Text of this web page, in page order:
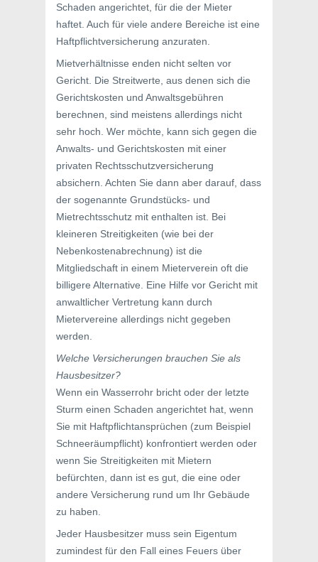
Schaden angerichtet, für die der Mieter
haftet. Auch für viele andere Bereiche ist eine
Haftpflichtversicherung anzuraten.
Mietverhältnisse enden nicht selten vor
Gericht. Die Streitwerte, aus denen sich die
Gerichtskosten und Anwaltsgebühren
berechnen, sind meistens allerdings nicht
sehr hoch. Wer möchte, kann sich gegen die
Anwalts- und Gerichtskosten mit einer
privaten Rechtsschutzversicherung
absichern. Achten Sie dann aber darauf, dass
der sogenannte Grundstücks- und
Mietrechtsschutz mit enthalten ist. Bei
kleineren Streitigkeiten (wie bei der
Nebenkostenabrechnung) ist die
Mitgliedschaft in einem Mieterverein oft die
billigere Alternative. Eine Hilfe vor Gericht mit
anwaltlicher Vertretung kann durch
Mietervereine allerdings nicht gegeben
werden.
Welche Versicherungen brauchen Sie als
Hausbesitzer?
Wenn ein Wasserrohr bricht oder der letzte
Sturm einen Schaden angerichtet hat, wenn
Sie mit Haftpflichtansprüchen (zum Beispiel
Schneeräumpflicht) konfrontiert werden oder
wenn Sie Streitigkeiten mit Mietern
befürchten, dann ist es gut, die eine oder
andere Versicherung rund um Ihr Gebäude
zu haben.
Jeder Hausbesitzer muss sein Eigentum
zumindest für den Fall eines Feuers über